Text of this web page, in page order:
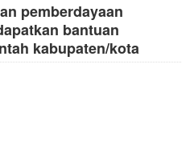
pemberdayaan
bantuan
kabupaten/kota